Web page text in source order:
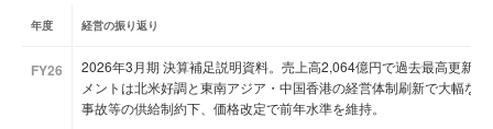
年度 経営の振り返り
FY26
2026年3月期 決算補足説明資料。売上高2,064億円で過去最高更新
メントは北米好調と東南アジア・中国香港の経営体制刷新で大幅な
事故等の供給制約下、価格改定で前年水準を維持。